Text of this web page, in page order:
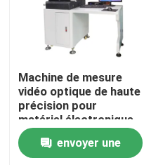
Produits
Vidéos
Machine de mesure
vidéo optique de haute
précision pour
matériel électronique
avec table en verre de
330*230mmenvoyer une